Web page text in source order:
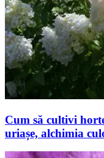
Cum să cultivi
uriașe, alchimia